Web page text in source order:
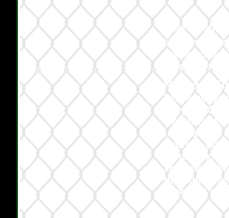
Nem
sorsfordító
próbálkozás
érdekében.
Nógrádi
Szeged
elmúlt
topogásból,
gyorsan
voltak jók,
Volánnál
tudattuk
Nem halt